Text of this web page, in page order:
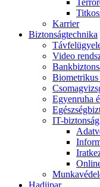
Karrier
Biztonságtechnika
Video
Biometrikus
Egyenruha
IT-biztonság
Hadiipar